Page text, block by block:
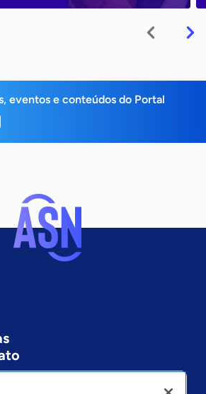
eventos e conteúdos do Portal